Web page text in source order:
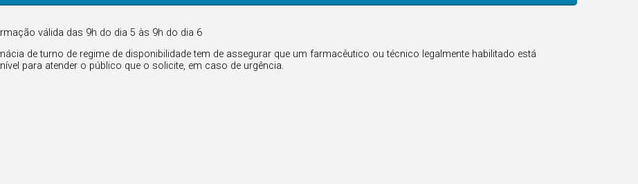
válida das 9h do dia 5 às 9h do dia 6
de turno de regime de disponibilidade tem de assegurar que um farmacêutico ou técnico legalmente habilitado está
para atender o público que o solicite, em caso de urgência.